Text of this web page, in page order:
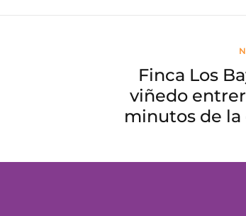
Finca Los
viñedo
minutos de la